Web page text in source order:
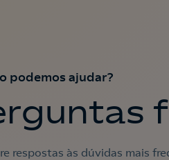
podemos ajudar?
respostas às dúvidas mais